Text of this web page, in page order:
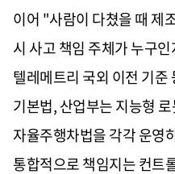
이어 "사람이 다쳤을 때 제
시 사고 책임 주체가 누구
텔레메트리 국외 이전 기
기본법, 산업부는 지능형
자율주행차법을 각각 운영
통합적으로 책임지는 컨트